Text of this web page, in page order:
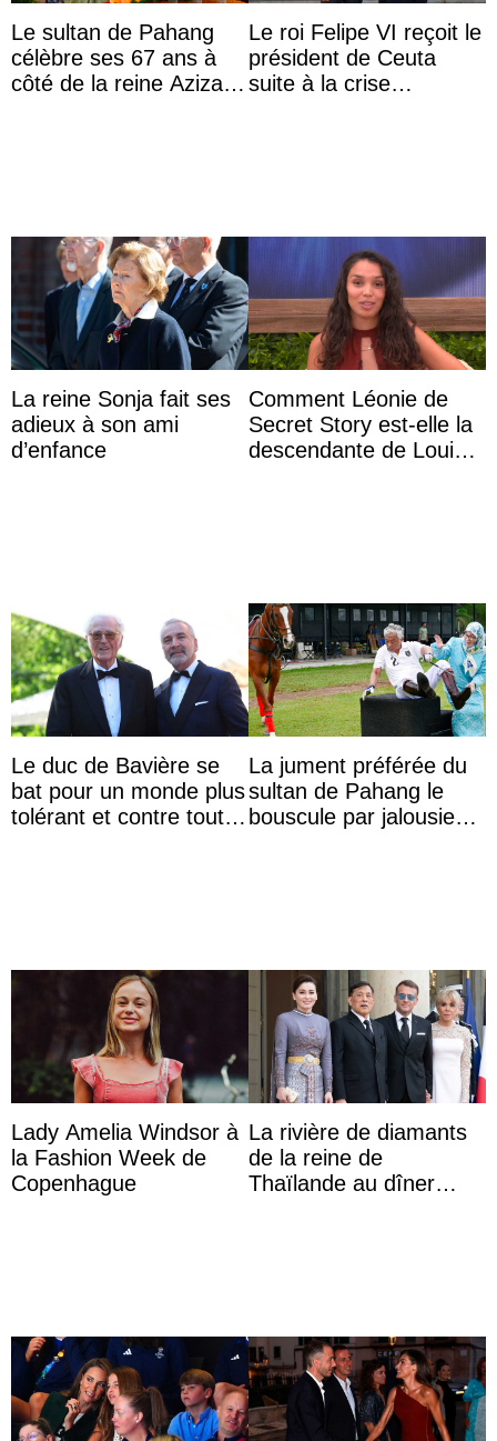
Le sultan de Pahang
célèbre ses 67 ans à
côté de la reine Azizah
Le roi Felipe VI reçoit le
président de Ceuta
suite à la crise
La reine Sonja fait ses
adieux à son ami
d’enfance
Comment Léonie de
Secret Story est-elle la
descendante de Louis
Le duc de Bavière se
bat pour un monde plus
tolérant et contre toute
La jument préférée du
sultan de Pahang le
bouscule par jalousie
Lady Amelia Windsor à
la Fashion Week de
Copenhague
La rivière de diamants
de la reine de
Thaïlande au dîner